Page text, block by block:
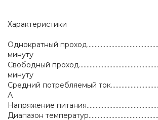
Характеристики
Однократный
минуту
Свободный
минуту
Средний потребляемый
А
Напряжение
Диапазон